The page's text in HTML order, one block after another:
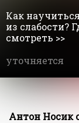
Как
из слабости?
смотреть >>
уточняется
Антон Носик